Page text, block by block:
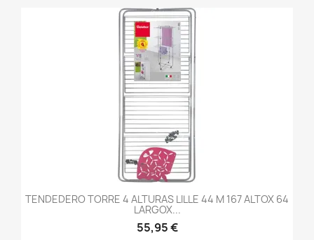
TENDEDERO TORRE 4 ALTURAS LILLE 44 M 167 ALTOX 64
LARGOX...
55,95 €